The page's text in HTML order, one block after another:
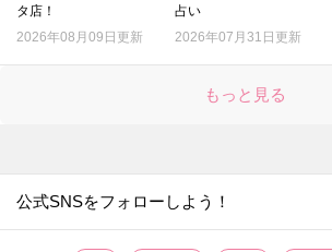
タ店！
2026年08月09日更新
占い
2026年07月31日更新
もっと見る
公式SNSをフォローしよう！